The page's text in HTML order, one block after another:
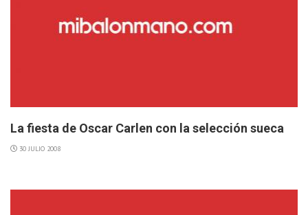
La fiesta de Oscar Carlen con la selección sueca
30 JULIO 2008